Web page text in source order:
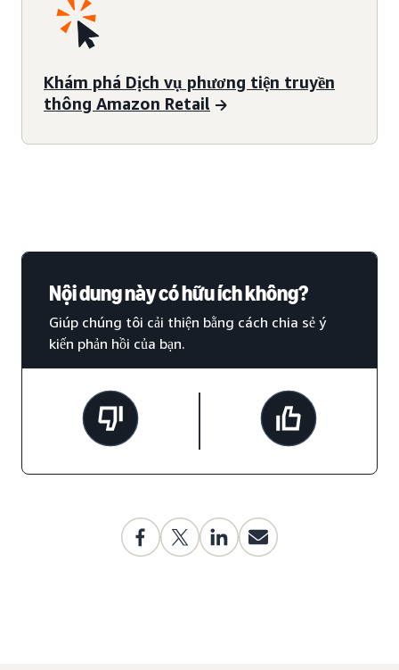
Khám phá Dịch vụ phương tiện truyền
thông Amazon Retail
Nội dung này có hữu ích không?
Giúp chúng tôi cải thiện bằng cách chia sẻ ý
kiến phản hồi của bạn.